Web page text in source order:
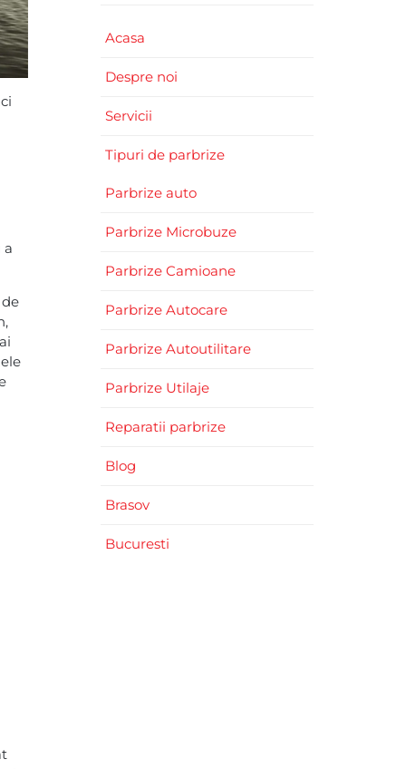
a
Acasa
Despre noi
Servicii
Tipuri de parbrize
Parbrize auto
Parbrize Microbuze
Parbrize Camioane
Parbrize Autocare
Parbrize Autoutilitare
Parbrize Utilaje
Reparatii parbrize
Blog
Brasov
Bucuresti